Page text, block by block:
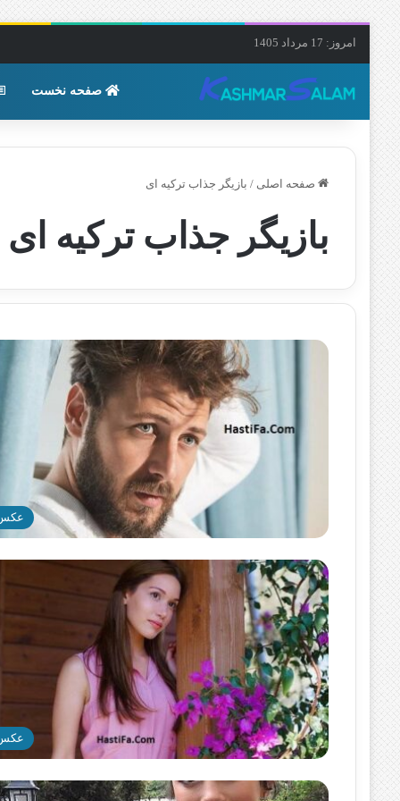
امروز: 17 مرداد 1405
صفحه نخست
صفحه اصلی / بازیگر جذاب ترکیه ای
بازیگر جذاب ترکیه ای